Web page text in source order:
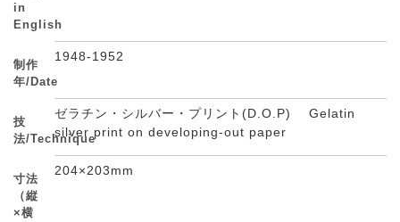
in
English
制作
年/Date
1948-1952
技
法/Technique
ゼラチン・シルバー・プリント(D.O.P) Gelatin
silver print on developing-out paper
寸法
（縦
×横
204×203mm